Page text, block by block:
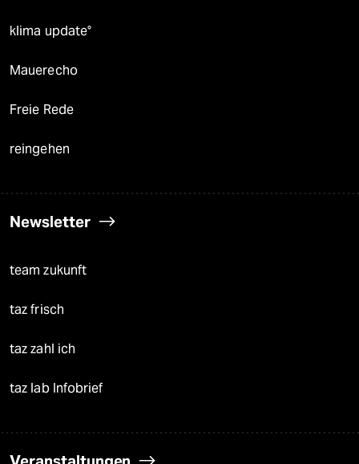
klima update°
Mauerecho
Freie Rede
reingehen
Newsletter
team zukunft
taz frisch
taz zahl ich
taz lab Infobrief